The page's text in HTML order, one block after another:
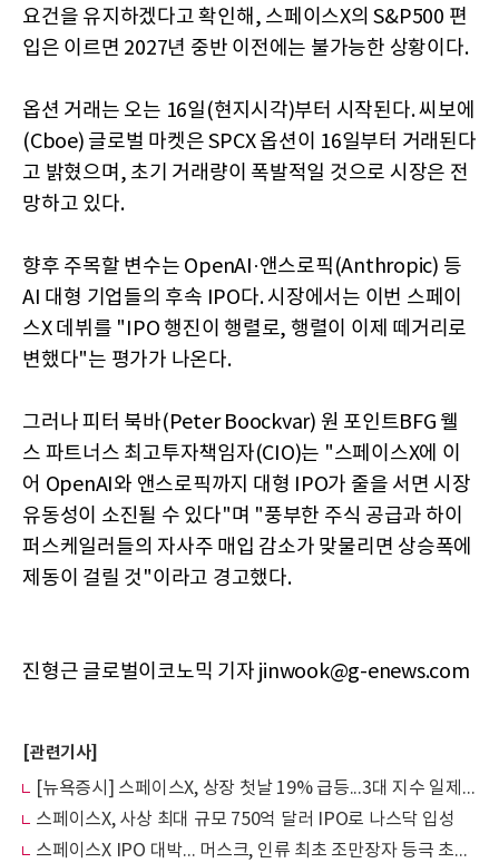
요건을 유지하겠다고 확인해, 스페이스X의 S&P500 편
입은 이르면 2027년 중반 이전에는 불가능한 상황이다.
옵션 거래는 오는 16일(현지시각)부터 시작된다. 씨보에
(Cboe) 글로벌 마켓은 SPCX 옵션이 16일부터 거래된다
고 밝혔으며, 초기 거래량이 폭발적일 것으로 시장은 전
망하고 있다.
향후 주목할 변수는 OpenAI·앤스로픽(Anthropic) 등
AI 대형 기업들의 후속 IPO다. 시장에서는 이번 스페이
스X 데뷔를 "IPO 행진이 행렬로, 행렬이 이제 떼거리로
변했다"는 평가가 나온다.
그러나 피터 북바(Peter Boockvar) 원 포인트BFG 웰
스 파트너스 최고투자책임자(CIO)는 "스페이스X에 이
어 OpenAI와 앤스로픽까지 대형 IPO가 줄을 서면 시장
유동성이 소진될 수 있다"며 "풍부한 주식 공급과 하이
퍼스케일러들의 자사주 매입 감소가 맞물리면 상승폭에
제동이 걸릴 것"이라고 경고했다.
진형근 글로벌이코노믹 기자 jinwook@g-enews.com
[관련기사]
[뉴욕증시] 스페이스X, 상장 첫날 19% 급등...3대 지수 일제히 상승
스페이스X, 사상 최대 규모 750억 달러 IPO로 나스닥 입성
스페이스X IPO 대박... 머스크, 인류 최초 조만장자 등극 초읽기